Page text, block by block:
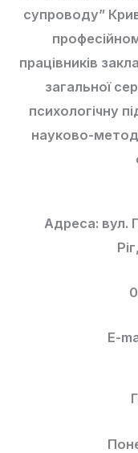
супроводу”
працівників
загальної
психологічну
науково-
Адреса: вул.
E-